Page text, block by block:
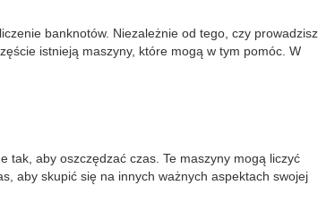
banknotów. Niezależnie od tego, czy prowadzisz
istnieją maszyny, które mogą w tym pomóc. W
tak, aby oszczędzać czas. Te maszyny mogą liczyć
aby skupić się na innych ważnych aspektach swojej